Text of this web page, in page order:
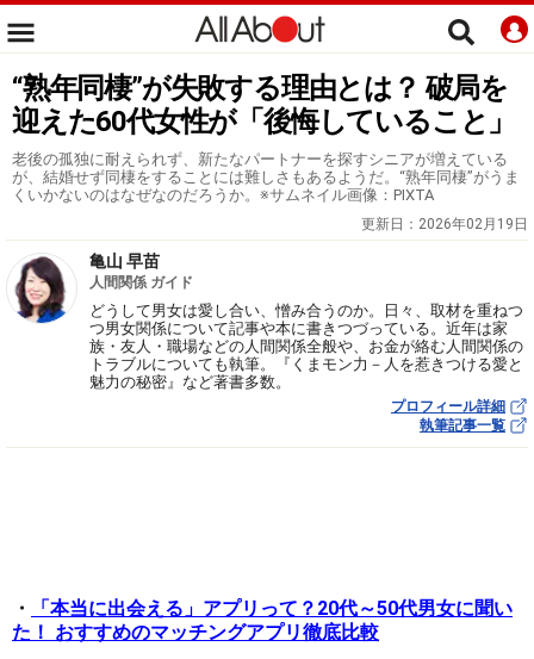
“熟年同棲”が失敗する理由とは？ 破局を
迎えた60代女性が「後悔していること」
老後の孤独に耐えられず、新たなパートナーを探すシニアが増えている
が、結婚せず同棲をすることには難しさもあるようだ。“熟年同棲”がうま
くいかないのはなぜなのだろうか。※サムネイル画像：PIXTA
更新日： 2026年02月19日
亀山 早苗
人間関係 ガイド
どうして男女は愛し合い、憎み合うのか。日々、取材を重ねつ
つ男女関係について記事や本に書きつづっている。近年は家
族・友人・職場などの人間関係全般や、お金が絡む人間関係の
トラブルについても執筆。『くまモン力－人を惹きつける愛と
魅力の秘密』など著書多数。
プロフィール詳細
執筆記事一覧
・
「本当に出会える」アプリって？20代～50代男女に聞い
た！ おすすめのマッチングアプリ徹底比較